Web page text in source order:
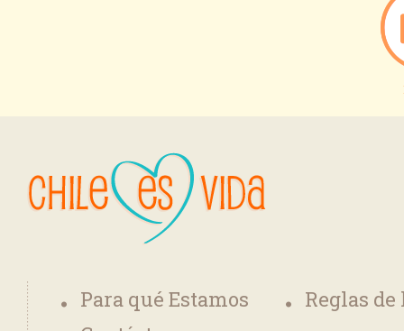
Para qué Estamos
Reglas